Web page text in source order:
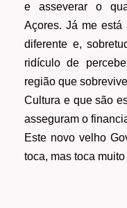
e asseverar o
Açores. Já me
diferente e,
ridículo de
região que
Cultura e que são
asseguram o
Este novo velho
toca, mas toca